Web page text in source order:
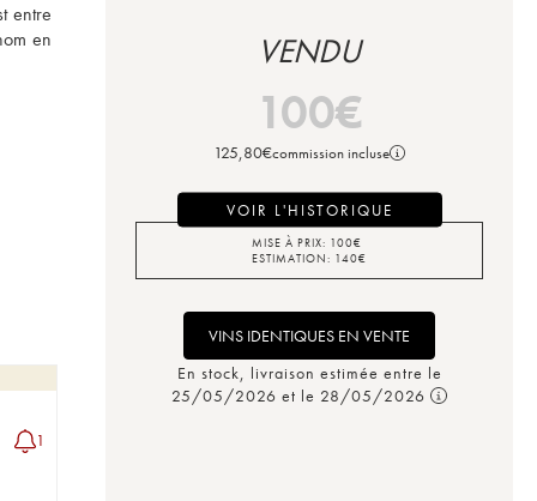
entre
en
1
VENDU
100€
125,80€commission incluse
VOIR L'HISTORIQUE
MISE À PRIX: 100€
ESTIMATION: 140€
VINS IDENTIQUES EN VENTE
En stock, livraison estimée entre le
25/05/2026 et le 28/05/2026